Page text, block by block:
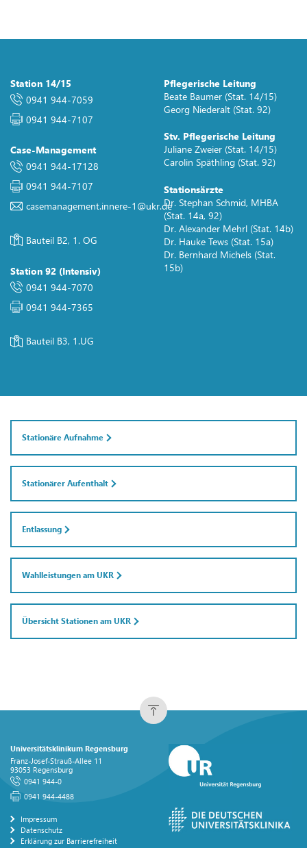
Station 14/15
0941 944-7059
0941 944-7107
Case-Management
0941 944-17128
0941 944-7107
casemanagement.innere-1 @ukr.de
Bauteil B2, 1. OG
Station 92 (Intensiv)
0941 944-7070
0941 944-7365
Bauteil B3, 1.UG
Pflegerische Leitung
Beate Baumer (Stat. 14/15)
Georg Niederalt (Stat. 92)
Stv. Pflegerische Leitung
Juliane Zweier (Stat. 14/15)
Carolin Späthling (Stat. 92)
Stationsärzte
Dr. Stephan Schmid, MHBA
(Stat. 14a, 92)
Dr. Alexander Mehrl (Stat. 14b)
Dr. Hauke Tews (Stat. 15a)
Dr. Bernhard Michels (Stat.
15b)
Stationäre Aufnahme
Stationärer Aufenthalt
Entlassung
Wahlleistungen am UKR
Übersicht Stationen am UKR
Universitätsklinikum Regensburg
Franz-Josef-Strauß-Allee 11
93053 Regensburg
0941 944-0
0941 944-4488
Impressum
Datenschutz
Erklärung zur Barrierefreiheit